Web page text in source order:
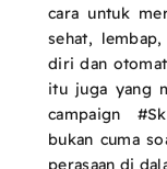
cara untuk
sehat,
diri dan
itu juga yang
campaign
bukan cuma